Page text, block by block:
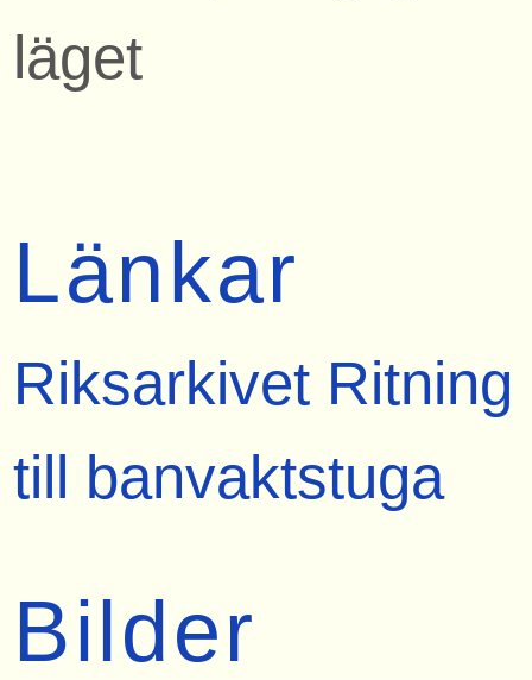
läget
Länkar
Riksarkivet Ritning
till banvaktstuga
Bilder